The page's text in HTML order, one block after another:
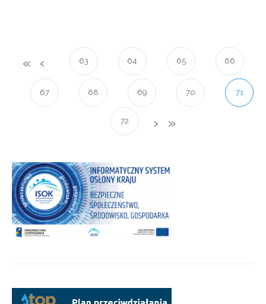
63 64 65 66
67 68 69 70 71
72